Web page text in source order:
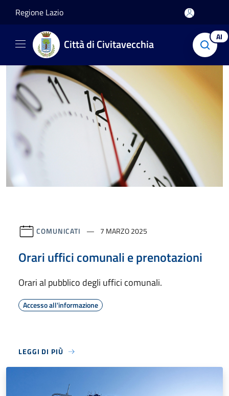
Regione Lazio
Città di Civitavecchia AI
COMUNICATI 7 MARZO 2025
Orari uffici comunali e prenotazioni
Orari al pubblico degli uffici comunali.
Accesso all'informazione
LEGGI DI PIÙ